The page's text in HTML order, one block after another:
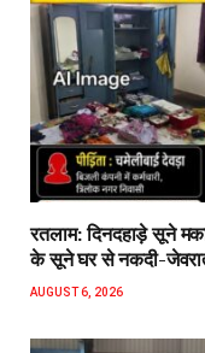
रतलाम: दिनदहाड़े सूने
के सूने घर से नकदी-
AUGUST 6, 2026